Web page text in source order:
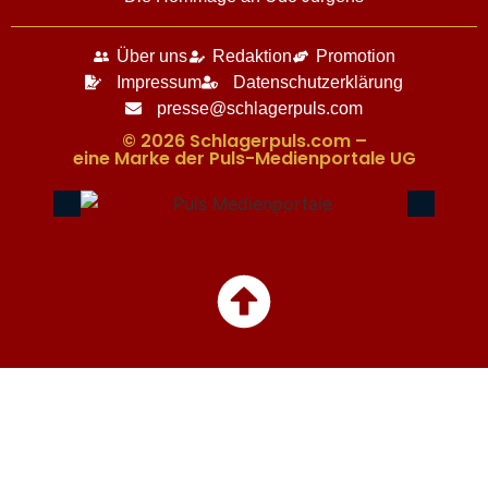
Über uns Redaktion
Promotion
Impressum
Datenschutzerklärung
presse@schlagerpuls.com
© 2026 Schlagerpuls.com –
eine Marke der Puls-Medienportale UG​